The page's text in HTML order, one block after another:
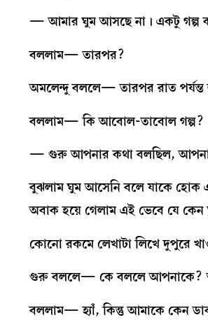
— আমার ঘুম আসছে না। একটু গল্প
বললাম— তারপর?
অমলেন্দু বললে— তারপর রাত
বললাম— কি আবোল-তাবোল গল্প?
— গুরু আপনার কথা বলছিল,
বুঝলাম ঘুম আসেনি বলে যাকে হোক
অবাক হয়ে গেলাম এই ভেবে যে
কোনো রকমে লেখাটা লিখে দুপুরে
গুরু বললে— কে বললে আপনাকে?
বললাম— হ্যাঁ, কিন্তু আমাকে কেন